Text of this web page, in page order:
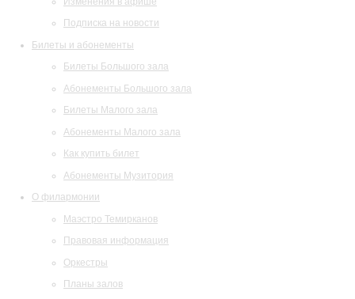
Подписка на новости
Билеты и абонементы
Билеты Большого зала
Абонементы Большого зала
Билеты Малого зала
Абонементы Малого зала
Как купить билет
Абонементы Музитория
О филармонии
Маэстро Темирканов
Правовая информация
Оркестры
Планы залов